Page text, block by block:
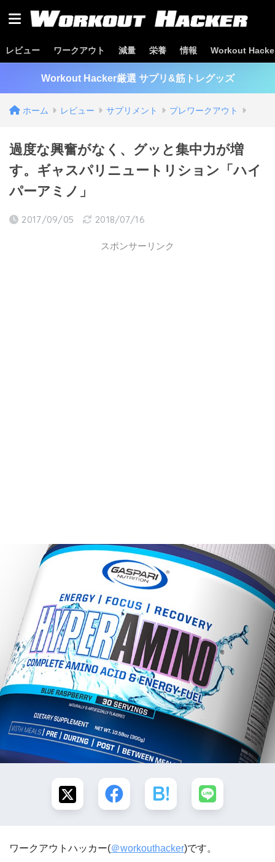
レビュー ワークアウト 減量 栄養 情報 Workout
Workout Hacker厳選 サプリ&筋トレグッズ
ホーム レビュー サプリメント プレワークアウト
過度な興奮がなく、グッと集中力が増
す。ギャスパリニュートリション「ハイ
パーアミノ」
2017/09/05 2018/07/16
スポンサーリンク
ワークアウトハッカー(＠workouthacker)です。